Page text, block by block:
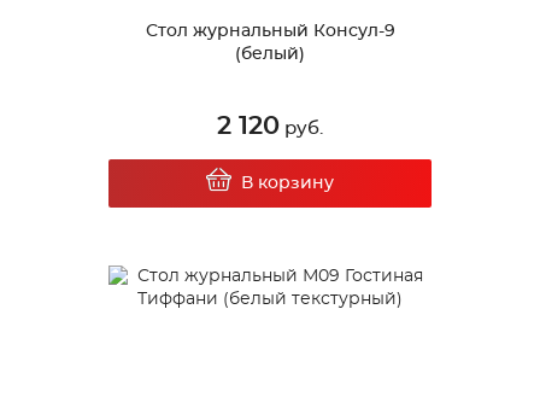
Стол журнальный Консул-9
(белый)
2 120 руб.
В корзину